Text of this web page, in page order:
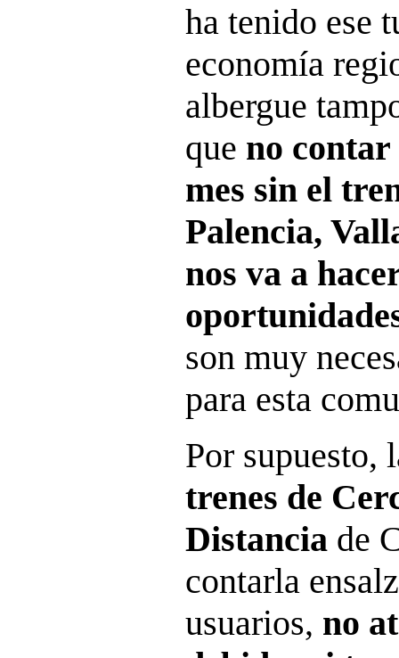
ha tenido ese
economía
albergue
que no
mes sin el
Palencia,
nos va a
son muy
para esta
Por supuesto,
trenes de
Distancia de
contarla
usuarios, no